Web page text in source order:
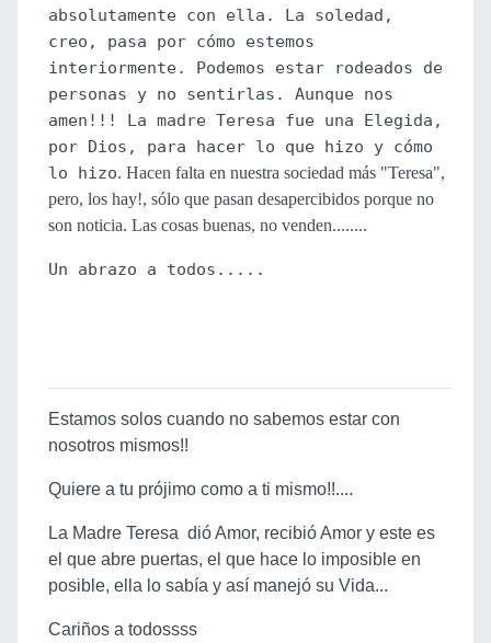
absolutamente con ella. La soledad,
creo, pasa por cómo estemos
interiormente. Podemos estar rodeados de
personas y no sentirlas. Aunque nos
amen!!! La madre Teresa fue una Elegida,
por Dios, para hacer lo que hizo y cómo
lo hizo. Hacen falta en nuestra sociedad más "Teresa",
pero, los hay!, sólo que pasan desapercibidos porque no
son noticia. Las cosas buenas, no venden........
Un abrazo a todos.....
Estamos solos cuando no sabemos estar con
nosotros mismos!!
Quiere a tu prójimo como a ti mismo!!....
La Madre Teresa dió Amor, recibió Amor y este es
el que abre puertas, el que hace lo imposible en
posible, ella lo sabía y así manejó su Vida...
Cariños a todossss